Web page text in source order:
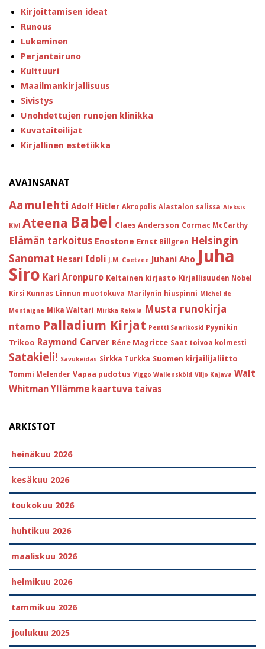
Kirjoittamisen ideat
Runous
Lukeminen
Perjantairuno
Kulttuuri
Maailmankirjallisuus
Sivistys
Unohdettujen runojen klinikka
Kuvataiteilijat
Kirjallinen estetiikka
AVAINSANAT
Aamulehti Adolf Hitler Akropolis Alastalon salissa Aleksis
Kivi Ateena Babel Claes Andersson Cormac McCarthy
Elämän tarkoitus Enostone Ernst Billgren Helsingin
Sanomat Hesari Idoli J.M. Coetzee Juhani Aho Juha
Siro Kari Aronpuro Keltainen kirjasto Kirjallisuuden Nobel
Kirsi Kunnas Linnun muotokuva Marilynin hiuspinni Michel de
Montaigne Mika Waltari Mirkka Rekola Musta runokirja
ntamo Palladium Kirjat Pentti Saarikoski Pyynikin
Trikoo Raymond Carver Réne Magritte Saat toivoa kolmesti
Satakieli! Savukeidas Sirkka Turkka Suomen kirjailijaliitto
Tommi Melender Vapaa pudotus Viggo Wallensköld Viljo Kajava Walt
Whitman Yllämme kaartuva taivas
ARKISTOT
heinäkuu 2026
kesäkuu 2026
toukokuu 2026
huhtikuu 2026
maaliskuu 2026
helmikuu 2026
tammikuu 2026
joulukuu 2025